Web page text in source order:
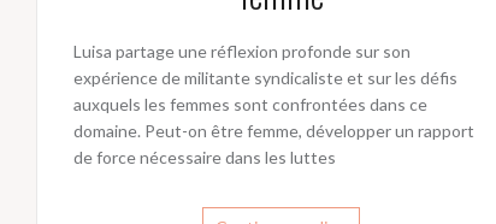
Luisa partage une réflexion profonde sur son
expérience de militante syndicaliste et sur les défis
auxquels les femmes sont confrontées dans ce
domaine. Peut-on être femme, développer un rapport
de force nécessaire dans les luttes